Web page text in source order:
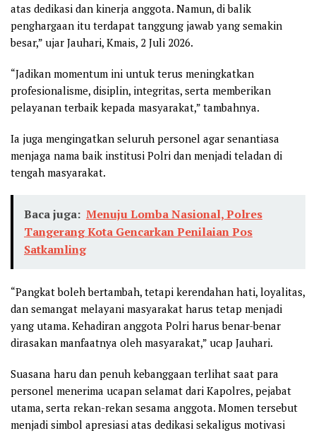
atas dedikasi dan kinerja anggota. Namun, di balik
penghargaan itu terdapat tanggung jawab yang semakin
besar,” ujar Jauhari, Kmais, 2 Juli 2026.
“Jadikan momentum ini untuk terus meningkatkan
profesionalisme, disiplin, integritas, serta memberikan
pelayanan terbaik kepada masyarakat,” tambahnya.
Ia juga mengingatkan seluruh personel agar senantiasa
menjaga nama baik institusi Polri dan menjadi teladan di
tengah masyarakat.
Baca juga: Menuju Lomba Nasional, Polres
Tangerang Kota Gencarkan Penilaian Pos
Satkamling
“Pangkat boleh bertambah, tetapi kerendahan hati, loyalitas,
dan semangat melayani masyarakat harus tetap menjadi
yang utama. Kehadiran anggota Polri harus benar-benar
dirasakan manfaatnya oleh masyarakat,” ucap Jauhari.
Suasana haru dan penuh kebanggaan terlihat saat para
personel menerima ucapan selamat dari Kapolres, pejabat
utama, serta rekan-rekan sesama anggota. Momen tersebut
menjadi simbol apresiasi atas dedikasi sekaligus motivasi